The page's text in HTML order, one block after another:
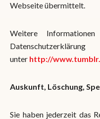
Webseite übermittelt.
Weitere
unter http://
Auskunft, Löschung,
Sie haben jederzeit das